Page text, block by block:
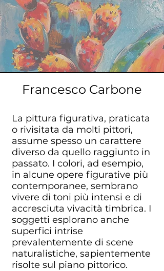
Francesco Carbone
La pittura figurativa, praticata
o rivisitata da molti pittori,
assume spesso un carattere
diverso da quello raggiunto in
passato. I colori, ad esempio,
in alcune opere figurative più
contemporanee, sembrano
vivere di toni più intensi e di
accresciuta vivacità timbrica. I
soggetti esplorano anche
superfici intrise
prevalentemente di scene
naturalistiche, sapientemente
risolte sul piano pittorico.